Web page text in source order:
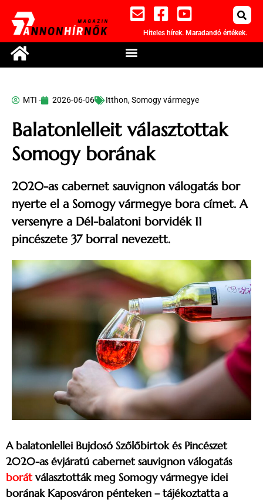
Hiteles hírek. Maradandó értékek.
MTI - 2026-06-06 Itthon,Somogy vármegye
Balatonlelleit választottak
Somogy borának
2020-as cabernet sauvignon válogatás bor
nyerte el a Somogy vármegye bora címet. A
versenyre a Dél-balatoni borvidék 11
pincészete 37 borral nevezett.
A balatonlellei Bujdosó Szőlőbirtok és Pincészet
2020-as évjáratú cabernet sauvignon válogatás
borátválasztották meg Somogy vármegye idei
borának Kaposváron pénteken – tájékoztatta a